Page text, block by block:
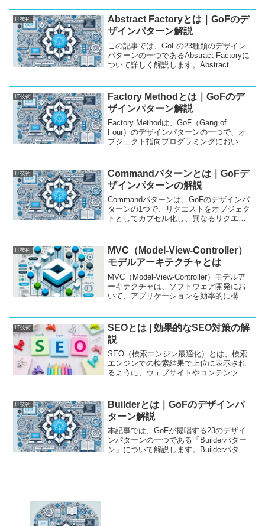
チェックポイントを詳しく解説します。
IT技術
Abstract Factoryとは｜GoFのデ
ザインパターン解説
この記事では、GoFの23種類のデザイン
パターンの一つであるAbstract Factoryに
ついて詳しく解説します。Abstract
際の開発にどのように役立つかを説明し
ます。
IT技術
Factory Methodとは｜GoFのデ
ザインパターン解説
Factory Methodは、GoF（Gang of
Four）のデザインパターンの一つで、オ
ブジェクト指向プログラミングにおいて
ラスに委譲することで、クラス間の結合
度を低く保ち、柔軟性を向上させるもの
です。本記事では、Factory Methodパタ
ーンの基本概念、使い方、そしてJavaで
の実装サンプルについて詳しく解説しま
す。
IT技術
Commandパターンとは｜GoFデ
ザインパターンの解説
Commandパターンは、GoFのデザインパ
ターンの1つで、リクエストをオブジェク
トとしてカプセル化し、異なるリクエス
Commandパターンの概念とその使い方、
そしてJavaを使った実装例を紹介しま
す。また、他の言語での利用方法にも触
れ、応用の幅を広げる内容となっていま
す。
IT技術
MVC（Model-View-Controller）
モデルアーキテクチャとは
MVC（Model-View-Controller）モデルア
ーキテクチャは、ソフトウェア開発にお
いて、アプリケーションを効率的に構築
し、JavaやPHPのサンプルコードを通じ
て理解を深めます。MVCはオブジェクト
指向の原則に基づいており、アプリケー
ションの構造を「Model」「View」
「Controller」という3つのコンポーネン
トに分割します。これにより、コードの
IT技術
SEOとは | 効果的なSEO対策の解
説
SEO（検索エンジン最適化）とは、検索
エンジンでの検索結果で上位に表示され
るように、ウェブサイトやコンテンツを
対策について、具体的な例を挙げながら
解説します。検索エンジンに評価される
ためには、キーワード選定やコンテンツ
の質、外部リンク対策など、さまざまな
要素を考慮する必要があります。この記
事を通じて、あなたのウェブサイトの
IT技術
Builderとは｜GoFのデザインパ
ターン解説
本記事では、GoFが提唱する23のデザイ
ンパターンの一つである「Builderパター
ン」について解説します。Builderパター